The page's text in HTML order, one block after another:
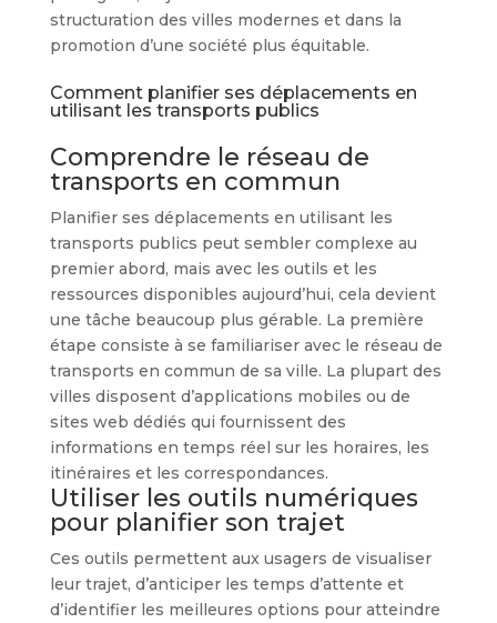
structuration des villes modernes et dans la
promotion d’une société plus équitable.
Comment planifier ses déplacements en
utilisant les transports publics
Comprendre le réseau de
transports en commun
Planifier ses déplacements en utilisant les
transports publics peut sembler complexe au
premier abord, mais avec les outils et les
ressources disponibles aujourd’hui, cela devient
une tâche beaucoup plus gérable. La première
étape consiste à se familiariser avec le réseau de
transports en commun de sa ville. La plupart des
villes disposent d’applications mobiles ou de
sites web dédiés qui fournissent des
informations en temps réel sur les horaires, les
itinéraires et les correspondances.
Utiliser les outils numériques
pour planifier son trajet
Ces outils permettent aux usagers de visualiser
leur trajet, d’anticiper les temps d’attente et
d’identifier les meilleures options pour atteindre